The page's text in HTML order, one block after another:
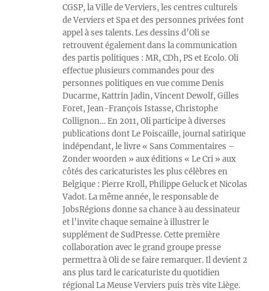
CGSP, la Ville de Verviers, les centres culturels
de Verviers et Spa et des personnes privées font
appel à ses talents. Les dessins d’Oli se
retrouvent également dans la communication
des partis politiques : MR, CDh, PS et Ecolo. Oli
effectue plusieurs commandes pour des
personnes politiques en vue comme Denis
Ducarme, Kattrin Jadin, Vincent Dewolf, Gilles
Foret, Jean-François Istasse, Christophe
Collignon… En 2011, Oli participe à diverses
publications dont Le Poiscaille, journal satirique
indépendant, le livre « Sans Commentaires –
Zonder woorden » aux éditions « Le Cri » aux
côtés des caricaturistes les plus célèbres en
Belgique : Pierre Kroll, Philippe Geluck et Nicolas
Vadot. La même année, le responsable de
JobsRégions donne sa chance à au dessinateur
et l’invite chaque semaine à illustrer le
supplément de SudPresse. Cette première
collaboration avec le grand groupe presse
permettra à Oli de se faire remarquer. Il devient 2
ans plus tard le caricaturiste du quotidien
régional La Meuse Verviers puis très vite Liège.